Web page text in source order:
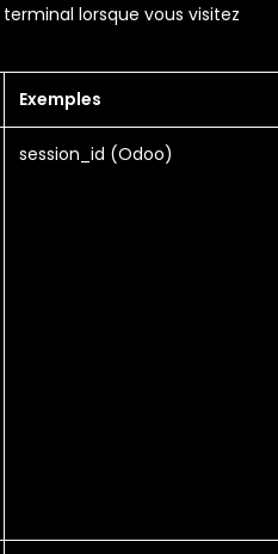
lorsque vous visitez
Exemples
session_id (Odoo)